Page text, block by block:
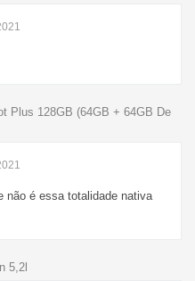
Plus 128GB (64GB + 64GB De
não é essa totalidade nativa
5,2l